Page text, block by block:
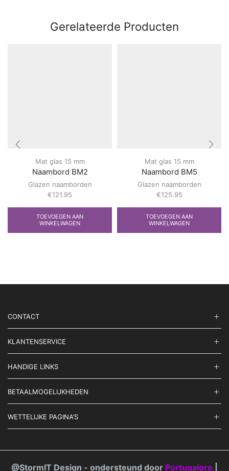
Gerelateerde Producten
Mat glas 15 mm
Naambord BM2
Glazen naamborden
€121.95
TOEVOEGEN AAN
WINKELWAGEN
Mat glas 15 mm
Naambord BM5
Glazen naamborden
€125.95
TOEVOEGEN AAN
WINKELWAGEN
CONTACT
KLANTENSERVICE
HANDIGE LINKS
BETAALMOGELIJKHEDEN
WETTELIJKE PAGINA’S
@StormIT Design - ondersteund door Portugalore